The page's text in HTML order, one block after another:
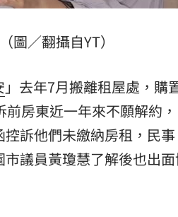
圖／翻攝自YT）
」去年7月搬離租屋處，購
房東近一年來不願解約，
訴他們未繳納房租，民事
議員黃瓊慧了解後也出